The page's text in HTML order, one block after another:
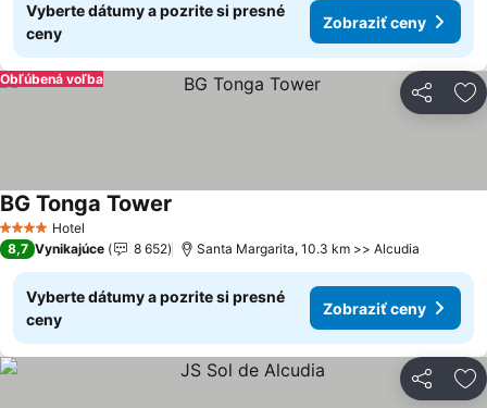
Vyberte dátumy a pozrite si presné
ceny
Zobraziť ceny
Zdieľať
Obľúbená voľba
4 Počet hviezdičiek
Hotel
BG Tonga Tower
8,7 Vynikajúce 8 652 Santa Margarita, 10.3 km >> Alcudia
Vyberte dátumy a pozrite si presné
ceny
Zobraziť ceny
Zdieľať